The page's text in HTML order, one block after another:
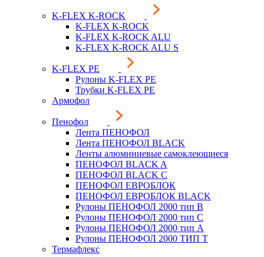
K-FLEX K-ROCK
K-FLEX K-ROCK
K-FLEX K-ROCK ALU
K-FLEX K-ROCK ALU S
K-FLEX PE
Рулоны K-FLEX PE
Трубки K-FLEX PE
Армофол
Пенофол
Лента ПЕНОФОЛ
Лента ПЕНОФОЛ BLACK
Ленты алюминиевые самоклеющиеся
ПЕНОФОЛ BLACK A
ПЕНОФОЛ BLACK С
ПЕНОФОЛ ЕВРОБЛОК
ПЕНОФОЛ ЕВРОБЛОК BLACK
Рулоны ПЕНОФОЛ 2000 тип B
Рулоны ПЕНОФОЛ 2000 тип C
Рулоны ПЕНОФОЛ 2000 тип А
Рулоны ПЕНОФОЛ 2000 ТИП Т
Термафлекс